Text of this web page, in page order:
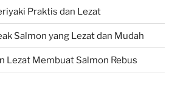
Praktis dan Lezat
Salmon yang Lezat dan Mudah
Lezat Membuat Salmon Rebus